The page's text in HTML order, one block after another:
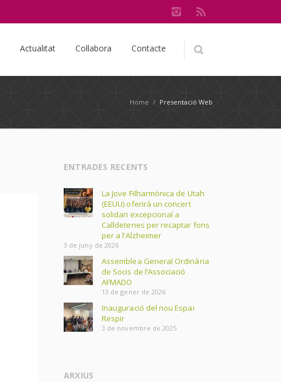
Actualitat Col·labora Contacte
Home / Presentació Web
ENTRADES RECENTS
La Jove Filharmònica de Utah
(EEUU) oferirà un concert
solidari excepcional a
Calldetenes per recaptar fons
per a l’Alzheimer
3 de juny de 2026
Assemblea General Ordinària
de Socis de l’Associació
AFMADO
13 de gener de 2026
Inauguració del nou Espai
Respir
3 de novembre de 2025
ARXIUS